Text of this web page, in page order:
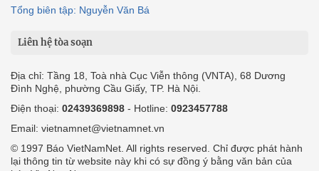
Số giấy phép: 146/GP-BVHTTDL, cấp ngày 17/10/2025
Liên hệ tòa soạn
Địa chỉ: Tầng 18, Toà nhà Cục Viễn thông (VNTA), 68 Dương
Đình Nghệ, phường Cầu Giấy, TP. Hà Nội.
Điện thoại: 02439369898- Hotline:0923457788